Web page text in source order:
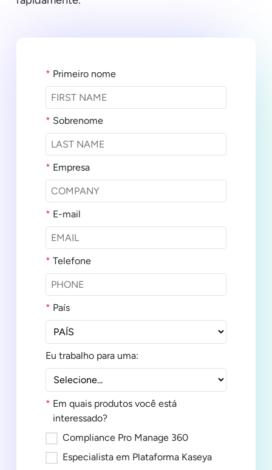
* Primeiro nome
* Sobrenome
* Empresa
* E-mail
* Telefone
* País
Eu trabalho para uma:
* Em quais produtos você está
interessado?
Compliance Pro Manage 360
Especialista em Plataforma Kaseya